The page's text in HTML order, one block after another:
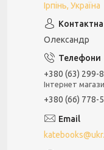
Ірпінь, Україна
Олександр
+380 (63) 299-
Інтернет
+380 (66) 778-